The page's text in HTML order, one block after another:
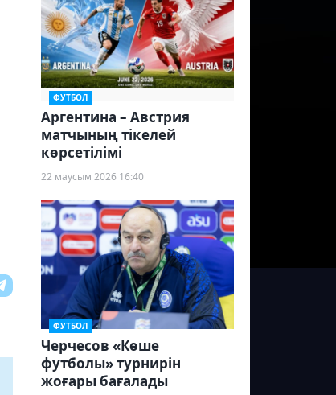
ФУТБОЛ
Аргентина – Австрия
матчының тікелей
көрсетілімі
22 маусым 2026 16:40
ФУТБОЛ
Черчесов «Көше
футболы» турнирін
жоғары бағалады